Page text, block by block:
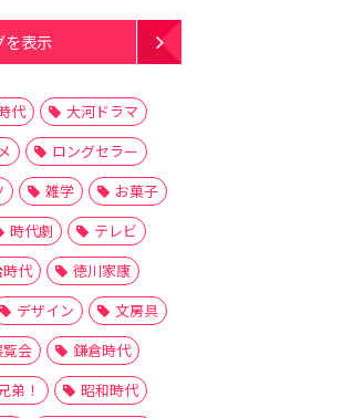
を表示
代
大河ドラマ
ロングセラー
雑学
お菓子
時代劇
テレビ
代
徳川家康
デザイン
文房具
会
鎌倉時代
弟！
昭和時代